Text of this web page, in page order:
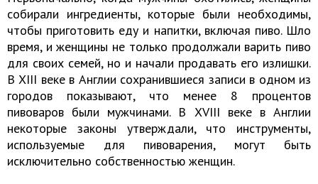
собирали ингредиенты, которые были необходимы,
чтобы приготовить еду и напитки, включая пиво. Шло
время, и женщины не только продолжали варить пиво
для своих семей, но и начали продавать его излишки.
В XIII веке в Англии сохранившиеся записи в одном из
городов показывают, что менее 8 процентов
пивоваров были мужчинами. В XVIII веке в Англии
некоторые законы утверждали, что инструменты,
используемые для пивоварения, могут быть
исключительно собственностью женщин.